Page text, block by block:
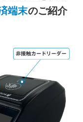
端末のご紹介